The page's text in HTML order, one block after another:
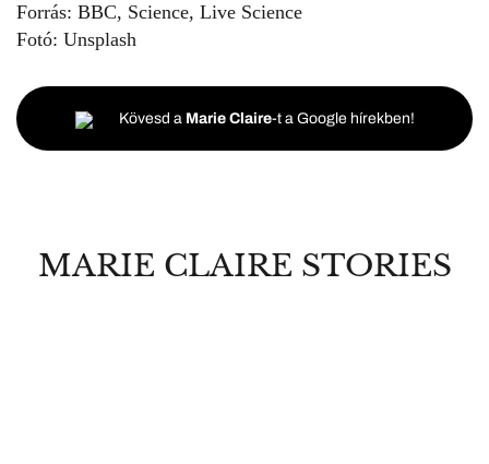
Forrás: BBC, Science, Live Science
Fotó: Unsplash
Kövesd a Marie Claire-t a Google hírekben!
MARIE CLAIRE STORIES